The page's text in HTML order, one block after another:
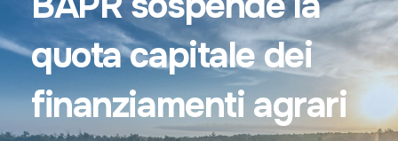
quota capitale dei
finanziamenti agrari